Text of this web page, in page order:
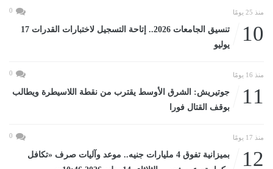
منذ 25 يومًا 0
10
تنسيق الجامعات 2026.. إتاحة التسجيل لاختبارات القدرات 17
يوليو
منذ 16 يومًا 0
11
جوتيريش: الشرق الأوسط يقترب من نقطة اللاسيطرة ويطالب
بوقف القتال فورا
منذ 17 يومًا 0
12
بميزانية تفوق 4 مليارات جنيه.. موعد وآليات صرف «تكافل